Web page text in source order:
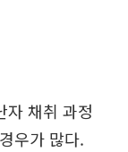
자 채취 과정
우가 많다.